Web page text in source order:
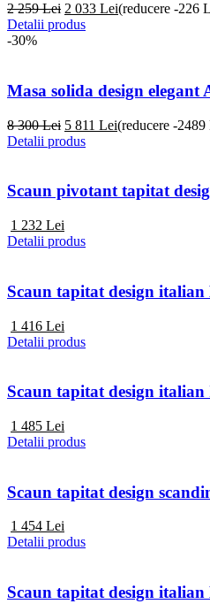
2 259 Lei 2 033 Lei(reducere -226
Detalii produs
-30%
Masa solida design elegant
8 300 Lei 5 811 Lei(reducere -
Detalii produs
Scaun pivotant tapitat
1 232 Lei
Detalii produs
Scaun tapitat design italian
1 416 Lei
Detalii produs
Scaun tapitat design italian
1 485 Lei
Detalii produs
Scaun tapitat design
1 454 Lei
Detalii produs
Scaun tapitat design